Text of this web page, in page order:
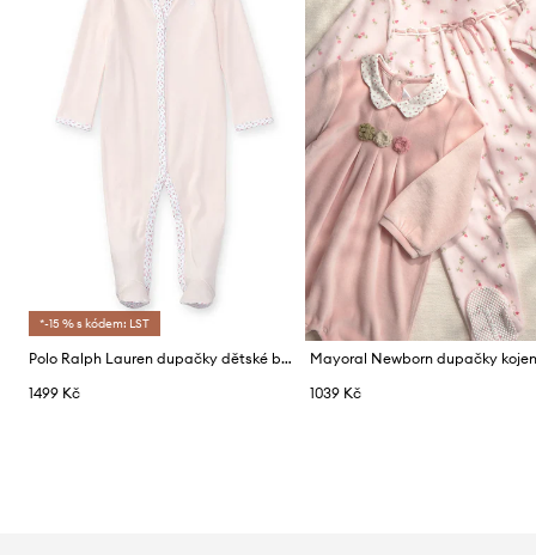
*-15 % s kódem: LST
Polo Ralph Lauren dupačky dětské bavlněné
1499 Kč
1039 Kč